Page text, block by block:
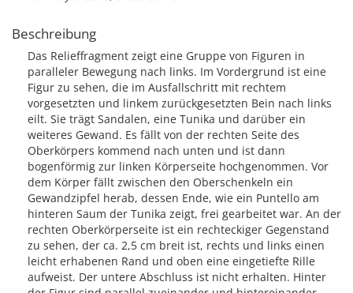
Beschreibung
Das Relieffragment zeigt eine Gruppe von Figuren in
paralleler Bewegung nach links. Im Vordergrund ist eine
Figur zu sehen, die im Ausfallschritt mit rechtem
vorgesetzten und linkem zurückgesetzten Bein nach links
eilt. Sie trägt Sandalen, eine Tunika und darüber ein
weiteres Gewand. Es fällt von der rechten Seite des
Oberkörpers kommend nach unten und ist dann
bogenförmig zur linken Körperseite hochgenommen. Vor
dem Körper fällt zwischen den Oberschenkeln ein
Gewandzipfel herab, dessen Ende, wie ein Puntello am
hinteren Saum der Tunika zeigt, frei gearbeitet war. An der
rechten Oberkörperseite ist ein rechteckiger Gegenstand
zu sehen, der ca. 2,5 cm breit ist, rechts und links einen
leicht erhabenen Rand und oben eine eingetiefte Rille
aufweist. Der untere Abschluss ist nicht erhalten. Hinter